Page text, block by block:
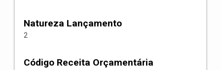
Natureza Lançamento
2
Código Receita Orçamentária